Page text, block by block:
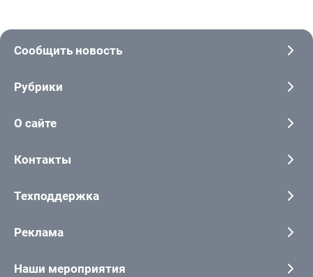
Сообщить новость
Рубрики
О сайте
Контакты
Техподдержка
Реклама
Наши мероприятия